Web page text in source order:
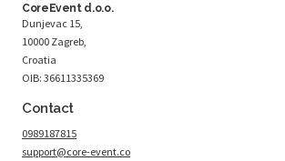
CoreEvent d.o.o.
Dunjevac 15,
10000 Zagreb,
Croatia
OIB: 36611335369
Contact
0989187815
support@core-event.co